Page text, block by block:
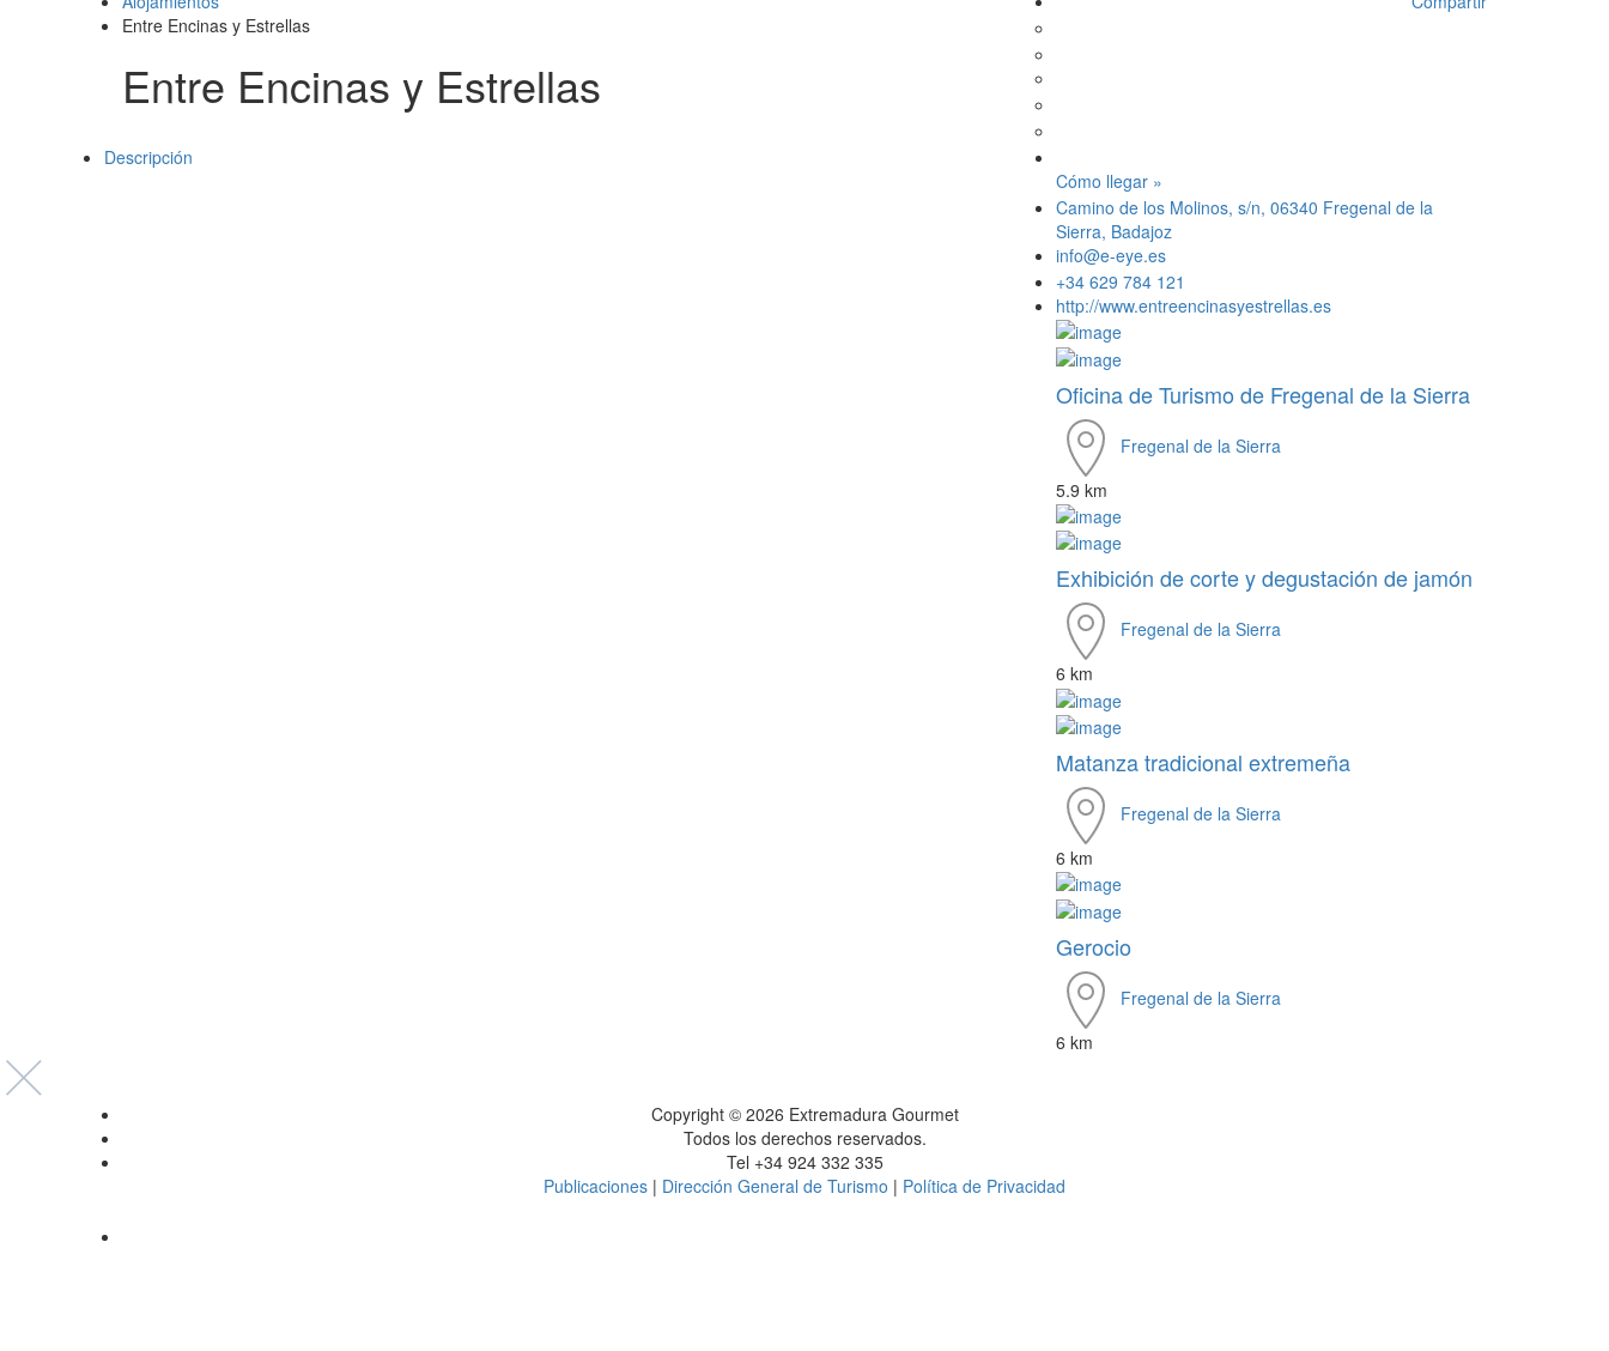
Entre Encinas y Estrellas
Entre Encinas y Estrellas
Descripción
Cómo llegar »
Camino de los Molinos, s/n, 06340 Fregenal de la
Sierra, Badajoz
info@e-eye.es
+34 629 784 121
http://www.entreencinasyestrellas.es
Oficina de Turismo de Fregenal de la Sierra
Fregenal de la Sierra
5.9 km
Exhibición de corte y degustación de jamón
Fregenal de la Sierra
6 km
Matanza tradicional extremeña
Fregenal de la Sierra
6 km
Gerocio
Fregenal de la Sierra
6 km
Copyright © 2026 Extremadura Gourmet
Todos los derechos reservados.
Tel +34 924 332 335
Publicaciones | Dirección General de Turismo | Política de Privacidad